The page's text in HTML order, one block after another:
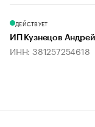
ДЕЙСТВУЕТ
ИП Кузнецов Андрей
ИНН: 381257254618